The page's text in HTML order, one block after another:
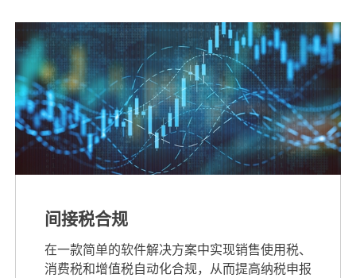
间接税合规
在一款简单的软件解决方案中实现销售使用税、
消费税和增值税自动化合规，从而提高纳税申报